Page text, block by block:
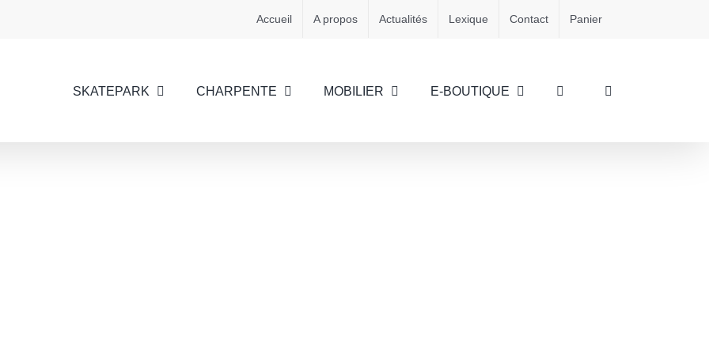
Accueil A propos Actualités Lexique Contact Panier
SKATEPARK CHARPENTE MOBILIER E-BOUTIQUE